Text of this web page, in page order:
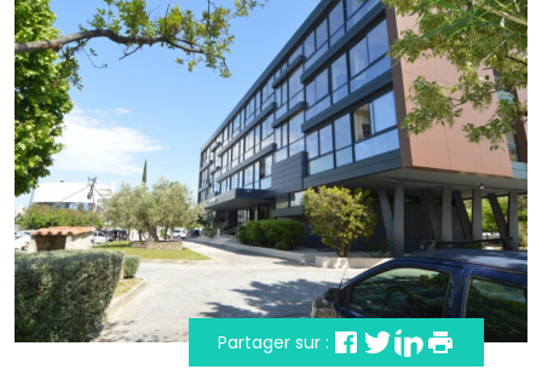
Partager sur :